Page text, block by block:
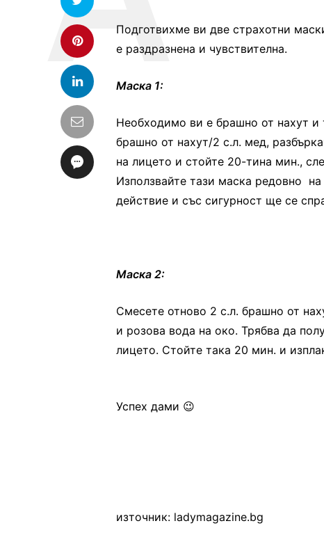
Подготвихме ви две страхотни
е раздразнена и чувствителна.
Маска 1:
Необходимо ви е брашно от нахут и
брашно от нахут/2 с.л. мед,
на лицето и стойте 20-тина мин.,
Използвайте тази маска редовно
действие и със сигурност ще се
Маска 2:
Смесете отново 2 с.л. брашно от
и розова вода на око. Трябва да
лицето. Стойте така 20 мин. и
Успех дами 😉
източник: ladymagazine.bg